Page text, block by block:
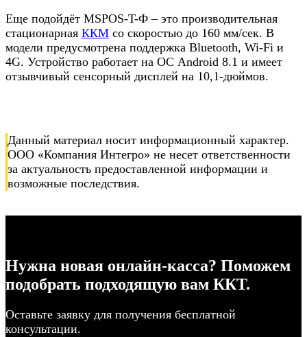
Еще подойдёт MSPOS-T-Ф – это производительная
стационарная ККМ со скоростью до 160 мм/сек. В
модели предусмотрена поддержка Bluetooth, Wi-Fi и
4G. Устройство работает на ОС Android 8.1 и имеет
отзывчивый сенсорный дисплей на 10,1-дюймов.
Данный материал носит информационный характер.
ООО «Компания Интегро» не несет ответственности
за актуальность предоставленной информации и
возможные последствия.
Нужна новая онлайн-касса? Поможем
подобрать подходящую вам ККТ.
Оставьте заявку для получения бесплатной
консультации.